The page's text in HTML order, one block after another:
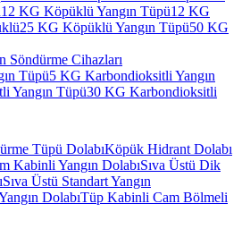
12 KG Köpüklü Yangın Tüpü12 KG
25 KG Köpüklü Yangın Tüpü50 KG
Söndürme Cihazları
Tüpü5 KG Karbondioksitli Yangın
Yangın Tüpü30 KG Karbondioksitli
Tüpü DolabıKöpük Hidrant Dolabı
Kabinli Yangın DolabıSıva Üstü Dik
Sıva Üstü Standart Yangın
DolabıTüp Kabinli Cam Bölmeli